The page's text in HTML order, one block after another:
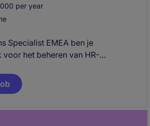
per year
Specialist EMEA ben je
het beheren van HR-
je nauw samenwerkt met
Payroll en HR-teams